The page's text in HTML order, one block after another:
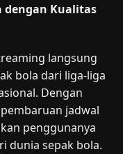
dengan Kualitas
langsung
bola dari liga-liga
Dengan
jadwal
penggunanya
dunia sepak bola.